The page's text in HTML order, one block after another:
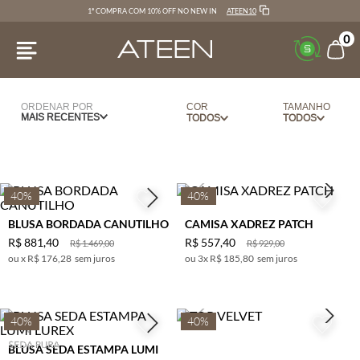
1ª COMPRA COM 10% OFF NO NEW IN ATEEN10
0
ORDENAR POR
MAIS RECENTES
COR
BRANCO
CEREJA
TAMANHO
40
40%
BLUSA BORDADA CANUTILHO
R$1.469,00
R$881,40
x R$ 176,28 sem juros
40%
CAMISA XADREZ PATCH
R$929,00
R$ 557,40
3x R$ 185,80 sem juros
40%
BLUSA SEDA ESTAMPA LUMI
40%